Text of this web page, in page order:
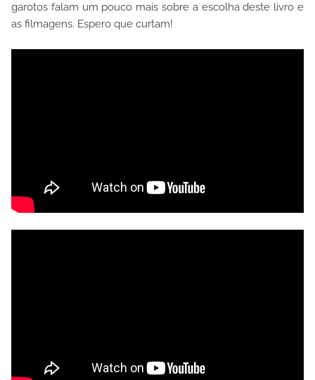
garotos falam um pouco mais sobre a escolha deste livro e
as filmagens. Espero que curtam!